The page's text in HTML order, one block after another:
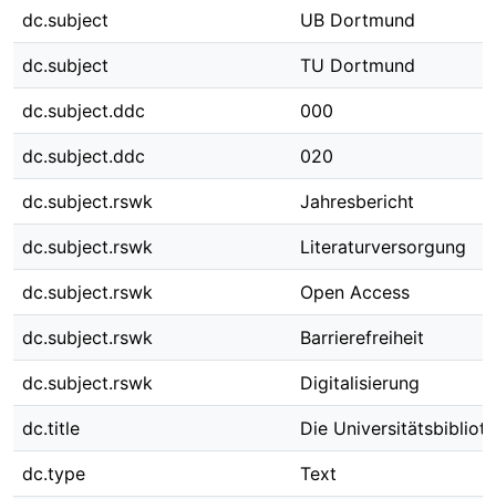
dc.subject UB Dortmund
dc.subject TU Dortmund
dc.subject.ddc 000
dc.subject.ddc 020
dc.subject.rswk Jahresbericht
dc.subject.rswk Literaturversorgung
dc.subject.rswk Open Access
dc.subject.rswk Barrierefreiheit
dc.subject.rswk Digitalisierung
dc.title Die
dc.type Text